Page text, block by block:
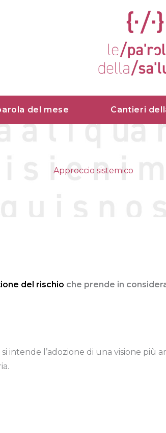
del mese Cantieri
Approccio sistemico
del rischio che prende in
intende l’adozione di una visione più